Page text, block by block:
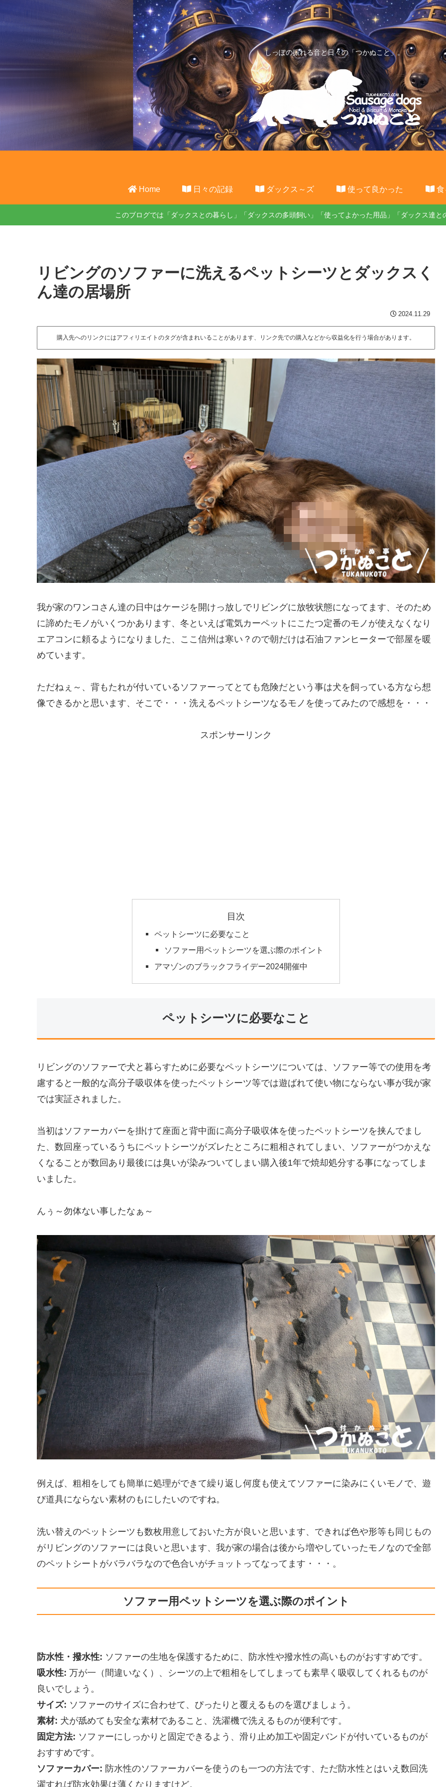
しっぽの振れる音と日々の「つかぬこと」。
Home 日々の記録 ダックス～ズ 使って良かった 食
このブログでは「ダックスとの暮らし」「ダックスの多頭飼い」「使ってよかった用品」「ダックス達
リビングのソファーに洗えるペットシーツとダックスく
ん達の居場所
2024.11.29
購入先へのリンクにはアフィリエイトのタグが含まれいることがあります、リンク先での購入などから収益化を行う場合があります。
我が家のワンコさん達の日中はケージを開けっ放しでリビングに放牧状態になってます、そのため
に諦めたモノがいくつかあります、冬といえば電気カーペットにこたつ定番のモノが使えなくなり
エアコンに頼るようになりました、ここ信州は寒い？ので朝だけは石油ファンヒーターで部屋を暖
めています。
ただねぇ～、背もたれが付いているソファーってとても危険だという事は犬を飼っている方なら想
像できるかと思います、そこで・・・洗えるペットシーツなるモノを使ってみたので感想を・・・
スポンサーリンク
目次
ペットシーツに必要なこと
ソファー用ペットシーツを選ぶ際のポイント
アマゾンのブラックフライデー2024開催中
ペットシーツに必要なこと
リビングのソファーで犬と暮らすために必要なペットシーツについては、ソファー等での使用を考
慮すると一般的な高分子吸収体を使ったペットシーツ等では遊ばれて使い物にならない事が我が家
では実証されました。
当初はソファーカバーを掛けて座面と背中面に高分子吸収体を使ったペットシーツを挟んでまし
た、数回座っているうちにペットシーツがズレたところに粗相されてしまい、ソファーがつかえな
くなることが数回あり最後には臭いが染みついてしまい購入後1年で焼却処分する事になってしま
いました。
んぅ～勿体ない事したなぁ～
例えば、粗相をしても簡単に処理ができて繰り返し何度も使えてソファーに染みにくいモノで、遊
び道具にならない素材のもにしたいのですね。
洗い替えのペットシーツも数枚用意しておいた方が良いと思います、できれば色や形等も同じもの
がリビングのソファーには良いと思います、我が家の場合は後から増やしていったモノなので全部
のペットシートがバラバラなので色合いがチョットってなってます・・・。
ソファー用ペットシーツを選ぶ際のポイント
防水性・撥水性: ソファーの生地を保護するために、防水性や撥水性の高いものがおすすめです。
吸水性: 万が一（間違いなく）、シーツの上で粗相をしてしまっても素早く吸収してくれるものが
良いでしょう。
サイズ: ソファーのサイズに合わせて、ぴったりと覆えるものを選びましょう。
素材: 犬が舐めても安全な素材であること、洗濯機で洗えるものが便利です。
固定方法: ソファーにしっかりと固定できるよう、滑り止め加工や固定バンドが付いているものが
おすすめです。
ソファーカバー: 防水性のソファーカバーを使うのも一つの方法です、ただ防水性とはいえ数回洗
濯すれば防水効果は薄くなりますけど。